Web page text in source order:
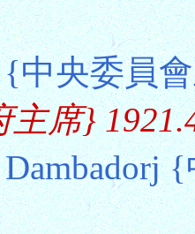
中央委員
席}